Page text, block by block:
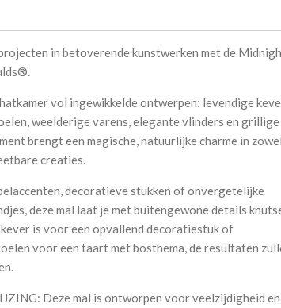
in betoverende kunstwerken met de
vol ingewikkelde ontwerpen: levendige
weelderige varens, elegante vlinders en grillige
brengt een magische, natuurlijke charme in zowel
creaties.
decoratieve stukken of onvergetelijke
deze mal laat je met buitengewone details
is voor een opvallend decoratiestuk of
voor een taart met bosthema, de resultaten
Deze mal is ontworpen voor veelzijdigheid en